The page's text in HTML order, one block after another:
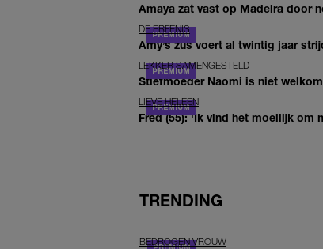
Amaya zat vast op Madeira door
DE ERFENIS
Amy’s zus voert al twintig jaar
LEKKER SAMENGESTELD
Stiefmoeder Naomi is niet
LIEVE HELEEN
Fred (55): 'Ik vind het moeilijk om
TRENDING
BEDROGEN VROUW